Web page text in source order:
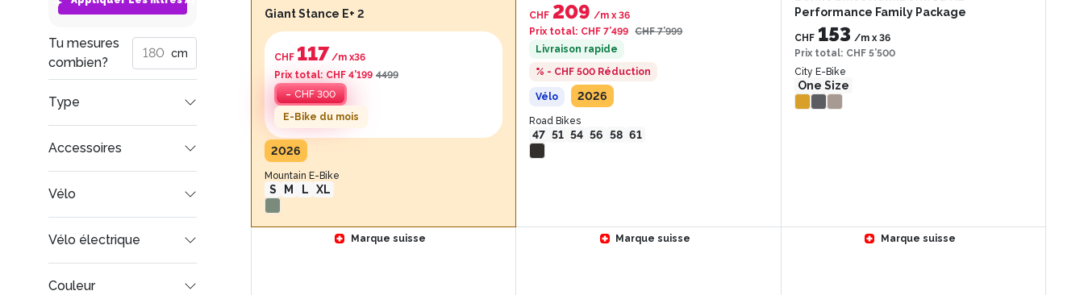
Tu mesures
combien?
cm
Type
Accessoires
Vélo
Vélo électrique
Couleur
Giant Stance E+ 2
CHF 117 /m x36
Prix total: CHF 4’199 4499
- CHF 300
E-Bike du mois
2026
Mountain E-Bike
S M L XL
CHF 209 /m x36
Prix total: CHF 7’499 CHF 7’999
Livraison rapide
% - CHF 500 Réduction
Vélo 2026
Road Bikes
47 51 54 56 58 61
Performance Family Package
CHF 153 /mx 36
Prix total: CHF 5’500
City E-Bike
One Size
Marque suisse Marque suisse Marque suisse